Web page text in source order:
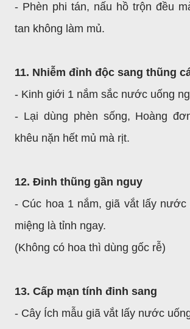
- Phèn phi tán, nấu hồ trộn đều
tan không làm mủ.
11. Nhiễm đỉnh độc sang thũng
- Kinh giới 1 nắm sắc nước uống
- Lại dùng phèn sống, Hoàng
khêu nặn hết mủ mà rịt.
12. Đinh thũng gần nguy
- Cúc hoa 1 nắm, giã vắt lấy nước
miệng là tỉnh ngay.
(Không có hoa thì dùng gốc rễ)
13. Cấp mạn tính đinh sang
- Cây Ích mẫu giã vắt lấy nước